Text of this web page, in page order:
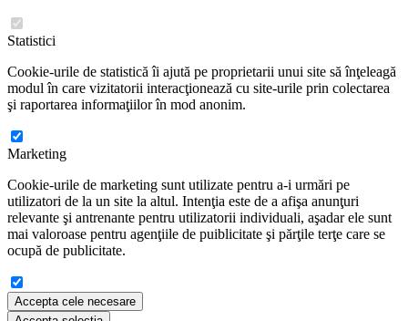
Statistici
Cookie-urile de statistică îi ajută pe proprietarii unui site să înţeleagă
modul în care vizitatorii interacţionează cu site-urile prin colectarea
şi raportarea informaţiilor în mod anonim.
Marketing
Cookie-urile de marketing sunt utilizate pentru a-i urmări pe
utilizatori de la un site la altul. Intenţia este de a afişa anunţuri
relevante şi antrenante pentru utilizatorii individuali, aşadar ele sunt
mai valoroase pentru agenţiile de puiblicitate şi părţile terţe care se
ocupă de publicitate.
Accepta cele necesare